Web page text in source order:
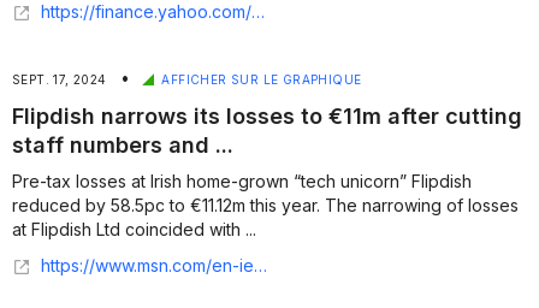
https://finance.yahoo.com/news/flipdish-manna-join-forces-offer-154036253.html
SEPT. 17, 2024 • AFFICHER SUR LE GRAPHIQUE
Flipdish narrows its losses to €11m after cutting
staff numbers and ...
Pre-tax losses at Irish home-grown “tech unicorn” Flipdish
reduced by 58.5pc to €11.12m this year. The narrowing of losses
at Flipdish Ltd coincided with ...
https://www.msn.com/en-ie/money/other/flipdish-narrows-its-losses-to-11m-after-cutting-staff-numbers-and-costs/ar-AA1qFx77